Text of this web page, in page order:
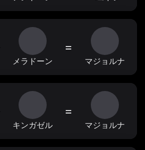
メラドーン
=
マジョルナ
キンガゼル
=
マジョルナ